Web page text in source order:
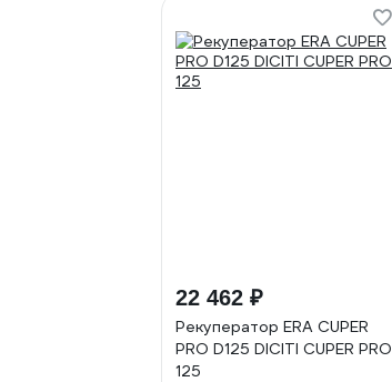
22 462 ₽
Рекуператор ERA CUPER
PRO D125 DICITI CUPER PRO
125